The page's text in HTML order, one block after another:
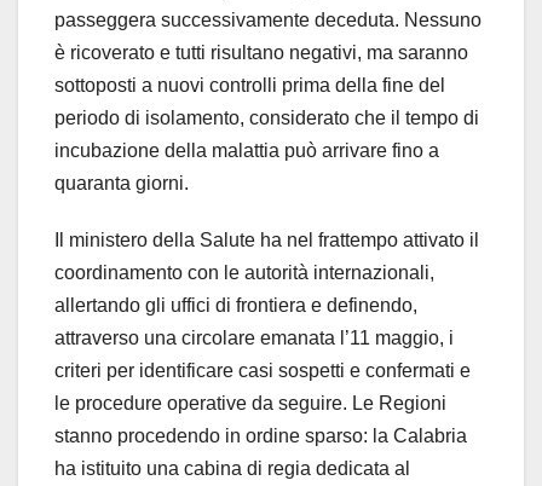
passeggera successivamente deceduta. Nessuno
è ricoverato e tutti risultano negativi, ma saranno
sottoposti a nuovi controlli prima della fine del
periodo di isolamento, considerato che il tempo di
incubazione della malattia può arrivare fino a
quaranta giorni.
Il ministero della Salute ha nel frattempo attivato il
coordinamento con le autorità internazionali,
allertando gli uffici di frontiera e definendo,
attraverso una circolare emanata l’11 maggio, i
criteri per identificare casi sospetti e confermati e
le procedure operative da seguire. Le Regioni
stanno procedendo in ordine sparso: la Calabria
ha istituito una cabina di regia dedicata al